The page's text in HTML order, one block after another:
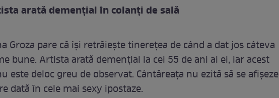
arată demențial în colanți de sală
Groza pare că își retrăiește tinerețea de când a dat jos câteva
bune. Artista arată demențial la cei 55 de ani ai ei, iar acest
este deloc greu de observat. Cântăreața nu ezită să se afișeze
dată în cele mai sexy ipostaze.